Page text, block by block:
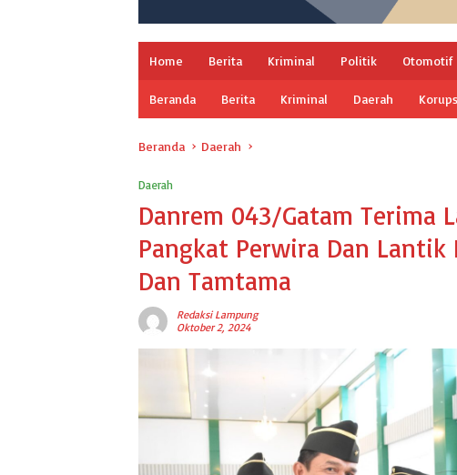
Home Berita Kriminal Politik Otomotif
Beranda Berita Kriminal Daerah
Beranda Daerah
Daerah
Danrem 043/Gatam Terima
Pangkat Perwira Dan
Dan Tamtama
Redaksi Lampung
Oktober 2, 2024